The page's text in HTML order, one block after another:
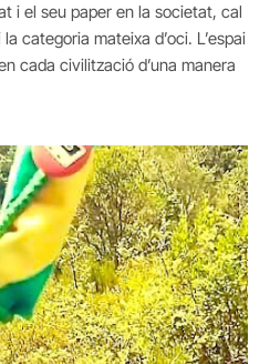
i el seu paper en la societat, cal
categoria mateixa d’oci. L’espai
cada civilització d’una manera